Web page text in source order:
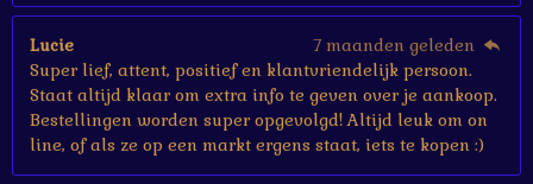
Lucie
7 maanden geleden
Super lief, attent, positief en klantvriendelijk persoon.
Staat altijd klaar om extra info te geven over je aankoop.
Bestellingen worden super opgevolgd! Altijd leuk om on
line, of als ze op een markt ergens staat, iets te kopen :)